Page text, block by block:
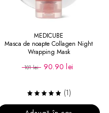
MEDICUBE
Masca de noapte Collagen Night
Wrapping Mask
101 lei 90.90 lei
(1)